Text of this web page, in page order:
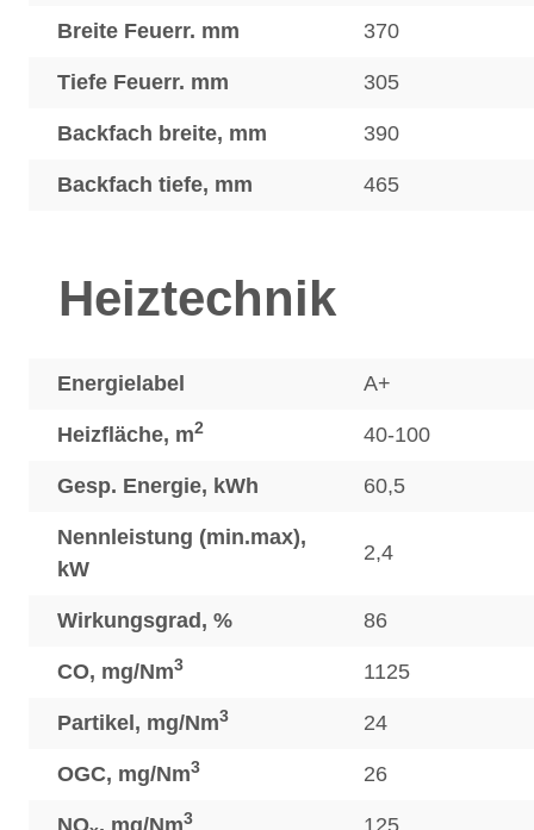
Breite Feuerr. mm 370
Tiefe Feuerr. mm 305
Backfach breite, mm 390
Backfach tiefe, mm 465
Heiztechnik
Energielabel A+
Heizfläche, m2 40-100
Gesp. Energie, kWh 60,5
Nennleistung (min.max),
kW
2,4
Wirkungsgrad, % 86
CO, mg/Nm3 1125
Partikel, mg/Nm3 24
OGC, mg/Nm3 26
NO , mg/Nm3 125